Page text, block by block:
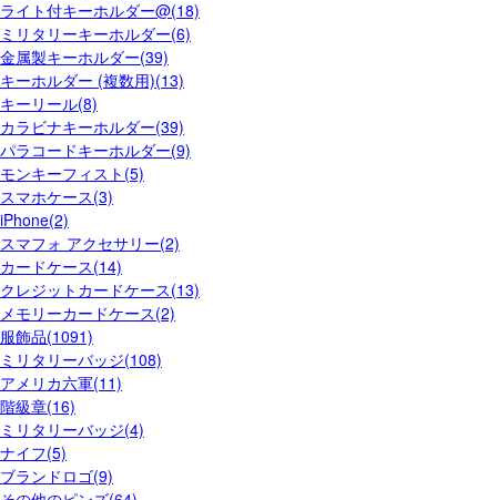
ライト付キーホルダー@(18)
ミリタリーキーホルダー(6)
金属製キーホルダー(39)
キーホルダー (複数用)(13)
キーリール(8)
カラビナキーホルダー(39)
パラコードキーホルダー(9)
モンキーフィスト(5)
スマホケース(3)
iPhone(2)
スマフォ アクセサリー(2)
カードケース(14)
クレジットカードケース(13)
メモリーカードケース(2)
服飾品(1091)
ミリタリーバッジ(108)
アメリカ六軍(11)
階級章(16)
ミリタリーバッジ(4)
ナイフ(5)
ブランドロゴ(9)